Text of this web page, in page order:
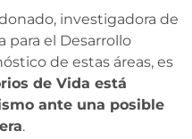
investigadora de
para el Desarrollo
de estas áreas, es
de Vida está
ante una posible
.